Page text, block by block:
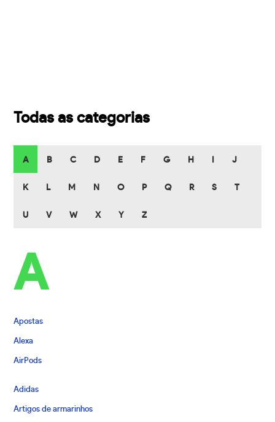
Todas as categorias
A B C D E F G H J
K L M N O P Q R S T
U V W X Y Z
A
Apostas
Alexa
AirPods
Adidas
Artigos de armarinhos